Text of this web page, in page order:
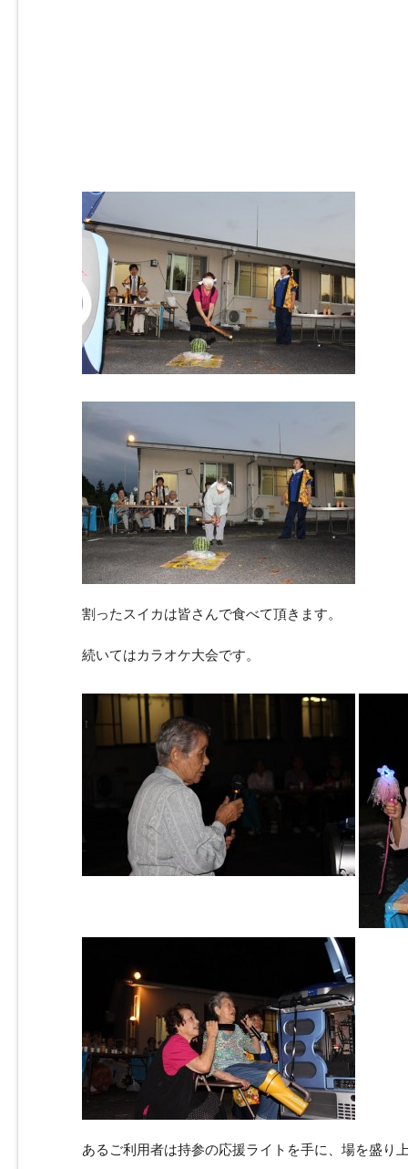
割ったスイカは皆さんで食べて頂きます。
続いてはカラオケ大会です。
あるご利用者は持参の応援ライトを手に、場を盛り